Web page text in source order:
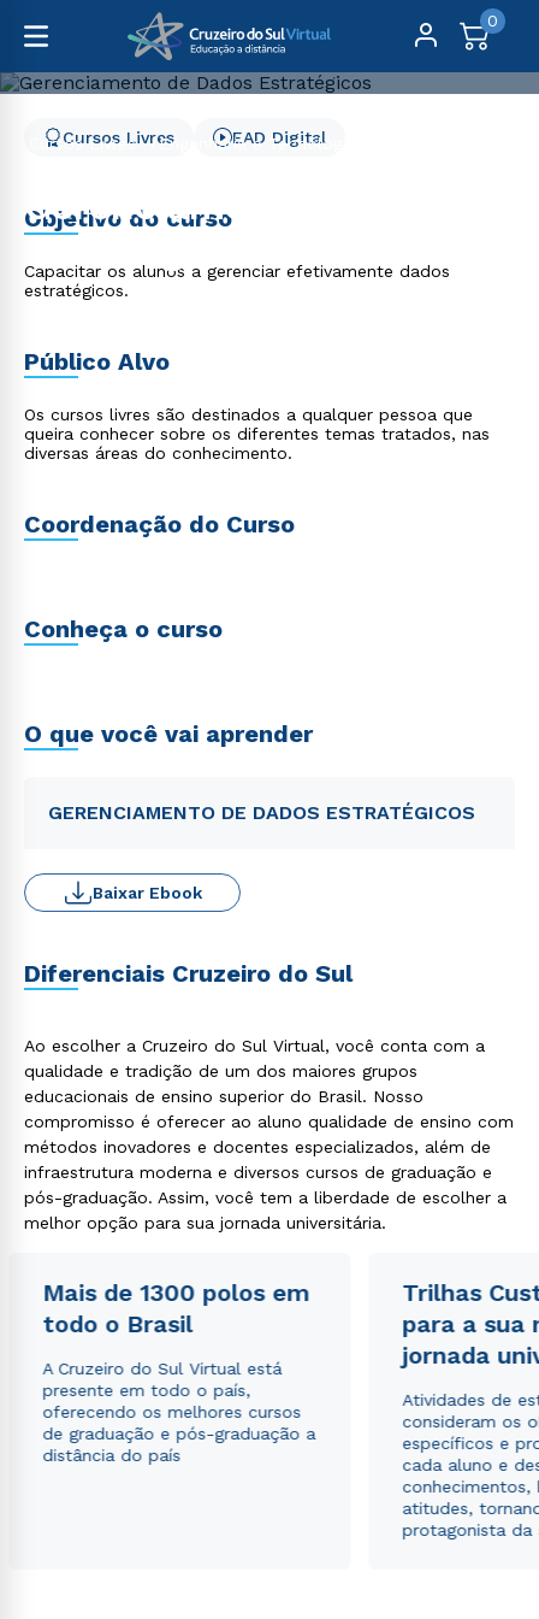
0
Cursos Livres
Engenharia e Tecnologia
Gerenciamento de Dados
Estratégicos
Cursos Livres EAD Digital
Objetivo do curso
Capacitar os alunos a gerenciar efetivamente dados
estratégicos.
Público Alvo
Os cursos livres são destinados a qualquer pessoa que
queira conhecer sobre os diferentes temas tratados, nas
diversas áreas do conhecimento.
Coordenação do Curso
Conheça o curso
O que você vai aprender
GERENCIAMENTO DE DADOS ESTRATÉGICOS
Baixar Ebook
Diferenciais Cruzeiro do Sul
Ao escolher a Cruzeiro do Sul Virtual, você conta com a
qualidade e tradição de um dos maiores grupos
educacionais de ensino superior do Brasil. Nosso
compromisso é oferecer ao aluno qualidade de ensino com
métodos inovadores e docentes especializados, além de
infraestrutura moderna e diversos cursos de graduação e
pós-graduação. Assim, você tem a liberdade de escolher a
melhor opção para sua jornada universitária.
Mais de 1300 polos em
todo o Brasil
A Cruzeiro do Sul Virtual está
presente em todo o país,
oferecendo os melhores cursos
de graduação e pós-graduação a
distância do país
Trilhas
para a sua
jornada
Atividades de
consideram os
específicos e
cada aluno e
conhecimentos,
atitudes,
protagonista da